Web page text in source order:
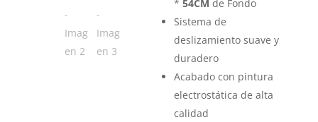
*54CM de Fondo
Sistema de
deslizamiento suave y
duradero
Acabado con pintura
electrostática de alta
calidad